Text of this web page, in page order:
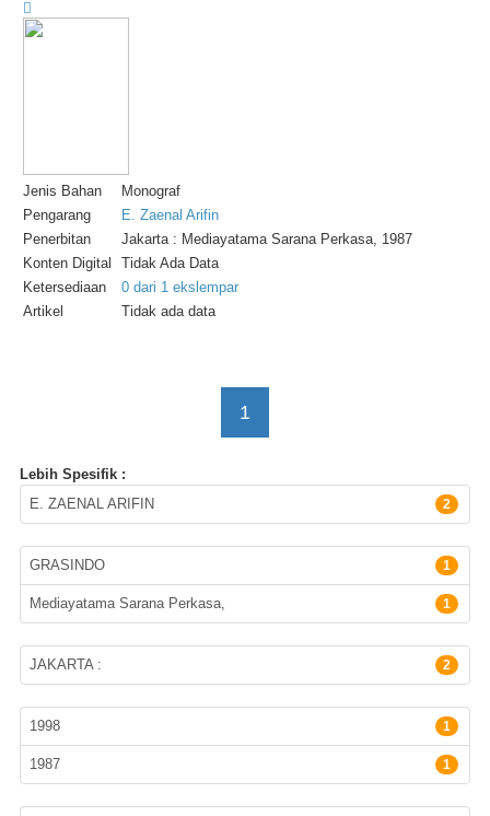
Jenis Bahan
Monograf
Pengarang
E. Zaenal Arifin
Penerbitan
Jakarta : Mediayatama Sarana Perkasa, 1987
Konten Digital
Tidak Ada Data
Ketersediaan
0 dari 1 ekslempar
Artikel
Tidak ada data
1
Lebih Spesifik :
Pengarang
E. ZAENAL ARIFIN 2
Penerbit
GRASINDO 1
Mediayatama Sarana Perkasa, 1
Lokasi Terbitan
JAKARTA : 2
Tahun Terbit
1998 1
1987 1